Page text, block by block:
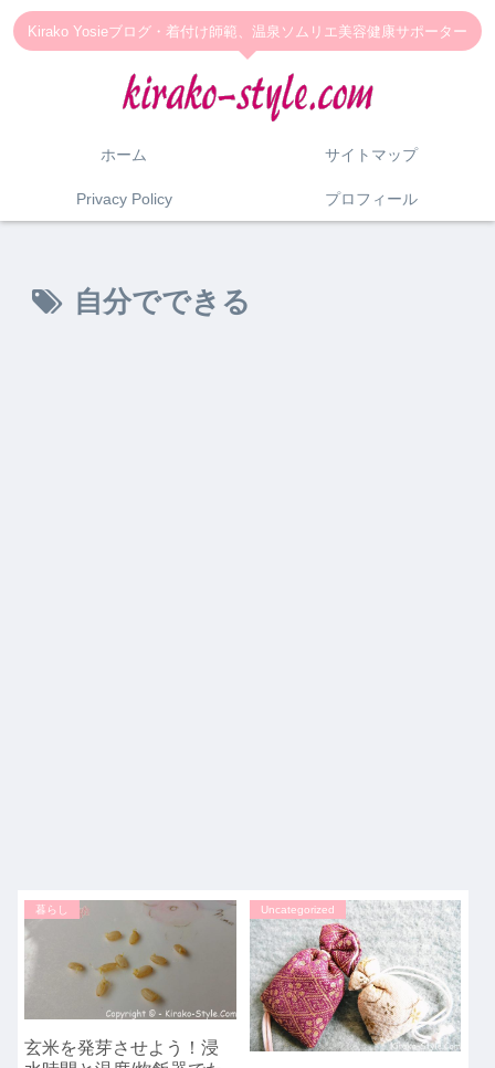
Kirako Yosieブログ・着付け師範、温泉ソムリエ美容健康サポーター
ホーム サイトマップ
Privacy Policy プロフィール
自分でできる
暮らし
玄米を発芽させよう！浸
Uncategorized